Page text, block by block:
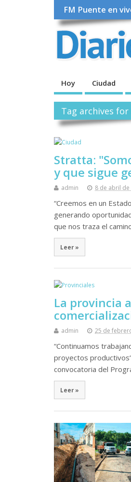
FM Puente en
Hoy Ciudad
Tag archives
Stratta:
y que sigue
admin 8 de abril de
“Creemos en un
generando
que nos traza el
Leer »
La provincia
admin 25 de
“Continuamos
proyectos
convocatoria del
Leer »